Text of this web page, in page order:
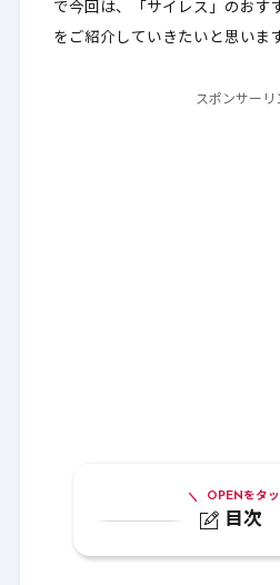
で今回は、「サイレス」のおす
スポンサーリ
目次
OPENをタ